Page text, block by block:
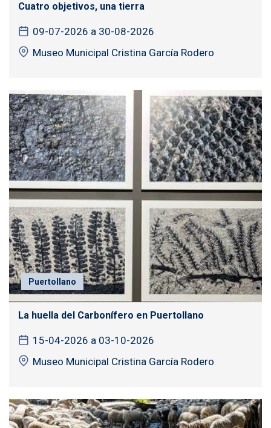
Cuatro objetivos, una tierra
09-07-2026 a 30-08-2026
Museo Municipal Cristina García Rodero
Puertollano
La huella del Carbonífero en Puertollano
15-04-2026 a 03-10-2026
Museo Municipal Cristina García Rodero